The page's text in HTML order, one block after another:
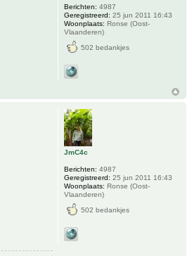
Berichten: 4987
Geregistreerd: 25 jun 2011 16:43
Woonplaats: Ronse (Oost-
Vlaanderen)
502 bedankjes
JmC4c
Berichten: 4987
Geregistreerd: 25 jun 2011 16:43
Woonplaats: Ronse (Oost-
Vlaanderen)
502 bedankjes